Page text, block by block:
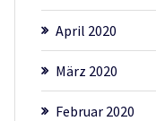
April 2020
März 2020
Februar 2020